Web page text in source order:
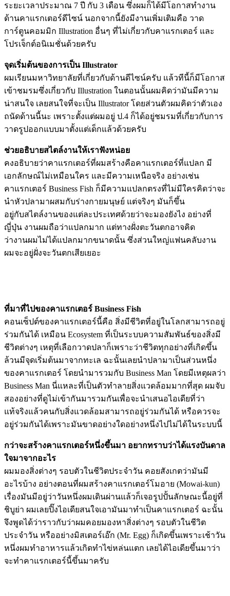
ระยะเวลาประมาณ 7 ปี กับ 3 เดือน ซึ่งผมก็ได้มีโอกาสทำงาน
ด้านคาแรกเตอร์ดีไซน์ นอกจากนี้ยังมีงานเพิ่มเติมคือ วาด
การ์ตูนคอมมิก Illustration อื่นๆ ที่ไม่เกี่ยวกับคาแรกเตอร์ และ
โปรเจ็กต์อนิเมชั่นด้วยครับ
จุดเริ่มต้นของการเป็น Illustrator
ผมเรียนมหาวิทยาลัยที่เกี่ยวกับด้านดีไซน์ครับ แล้วทีนี้ก็มีโอกาส
เข้าชมรมซึ่งเกี่ยวกับ Illustration ในตอนนั้นผมคิดว่ามันมีความ
น่าสนใจ เลยสนใจที่จะเป็น Illustrator โดยส่วนตัวผมคิดว่าตัวเอง
ถนัดด้านนี้นะ เพราะตั้งแต่ผมอยู่ ป.4 ก็ได้อยู่ชมรมที่เกี่ยวกับการ
วาดรูปออกแบบมาตั้งแต่เด็กแล้วด้วยครับ
ช่วยอธิบายสไตล์งานให้เราฟังหน่อย
คงอธิบายว่าคาแรกเตอร์ที่ผมสร้างคือคาแรกเตอร์ที่แปลก มี
เอกลักษณ์ไม่เหมือนใคร และมีความเหนือจริง อย่างเช่น
คาแรกเตอร์ Business Fish ก็มีความแปลกตรงที่ไม่มีใครคิดว่าจะ
นำหัวปลามาผสมกับร่างกายมนุษย์ แต่จริงๆ มันก็ขึ้น
อยู่กับสไตล์งานของแต่ละประเทศด้วยว่าจะมองยังไง อย่างที่
ญี่ปุ่น งานผมถือว่าแปลกมาก แต่ทางฝั่งตะวันตกอาจคิด
ว่างานผมไม่ได้แปลกมากขนาดนั้น ซึ่งส่วนใหญ่แฟนคลับงาน
ผมจะอยู่ฝั่งจะวันตกเสียเยอะ
ที่มาที่ไปของคาแรกเตอร์ Business Fish
คอนเซ็ปต์ของคาแรกเตอร์นี้คือ สิ่งมีชีวิตที่อยู่ในโลกสามารถอยู่
ร่วมกันได้ เหมือน Ecosystem ที่เป็นระบบความสัมพันธ์ของสิ่งมี
ชีวิตต่างๆ เหตุที่เลือกวาดปลาก็เพราะว่าชีวิตทุกอย่างที่เกิดขึ้น
ล้วนมีจุดเริ่มต้นมาจากทะเล ฉะนั้นเลยนำปลามาเป็นส่วนหนึ่ง
ของคาแรกเตอร์ โดยนำมารวมกับ Business Man โดยมีเหตุผลว่า
Business Man นี่แหละที่เป็นตัวทำลายสิ่งแวดล้อมมากที่สุด ผมจับ
สองอย่างที่ดูไม่เข้ากันมารวมกันเพื่อจะนำเสนอไอเดียที่ว่า
แท้จริงแล้วคนกับสิ่งแวดล้อมสามารถอยู่ร่วมกันได้ หรือควรจะ
อยู่ร่วมกันได้เพราะมันขาดอย่างใดอย่างหนึ่งไปไม่ได้ในระบบนี้
กว่าจะสร้างคาแรกเตอร์หนึ่งขึ้นมา อยากทราบว่าได้แรงบันดาล
ใจมาจากอะไร
ผมมองสิ่งต่างๆ รอบตัวในชีวิตประจำวัน คอยสังเกตว่ามันมี
อะไรบ้าง อย่างตอนที่ผมสร้างคาแรกเตอร์โมอาย (Mowai-kun)
เรื่องมันมีอยู่ว่าวันหนึ่งผมเดินผ่านแล้วก็เจอรูปปั้นลักษณะนี้อยู่ที่
ชิบูย่า ผมเลยปิ๊งไอเดียสนใจเอามันมาทำเป็นคาแรกเตอร์ ฉะนั้น
จึงพูดได้ว่าราวกับว่าผมคอยมองหาสิ่งต่างๆ รอบตัวในชีวิต
ประจำวัน หรืออย่างมิสเตอร์เอ๊ก (Mr. Egg) ก็เกิดขึ้นเพราะเช้าวัน
หนึ่งผมทำอาหารแล้วเกิดทำไข่หล่นแตก เลยได้ไอเดียขึ้นมาว่า
จะทำคาแรกเตอร์นี้ขึ้นมาครับ